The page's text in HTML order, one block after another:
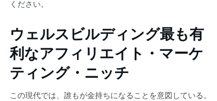
ください。
ウェルスビルディング最も有
利なアフィリエイト・マーケ
ティング・ニッチ
この現代では、誰もが金持ちになることを意図している。